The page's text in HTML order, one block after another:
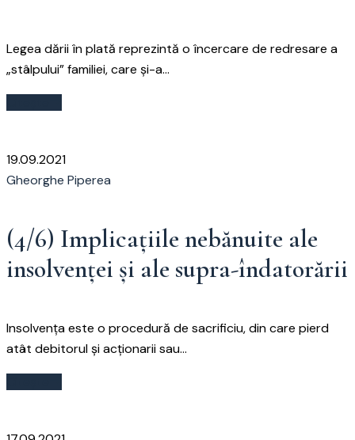
Legea dării în plată reprezintă o încercare de redresare a
„stâlpului” familiei, care și-a...
19.09.2021
Gheorghe Piperea
(4/6) Implicațiile nebănuite ale
insolvenței și ale supra-îndatorării
Insolvența este o procedură de sacrificiu, din care pierd
atât debitorul și acționarii sau...